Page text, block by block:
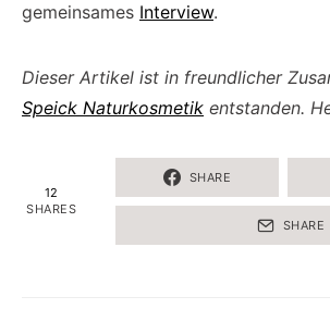
gemeinsames Interview.
Dieser Artikel ist in freundlicher
Speick Naturkosmetik entstanden.
12
SHARES
SHARE
SHARE